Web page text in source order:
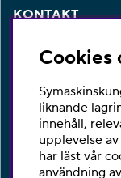
KONTAKT
beställning så är
Telefon:010-
E-post:
Ångra köp
Cookies
liknande
innehåll,
upplevelse
har läst vår
användning